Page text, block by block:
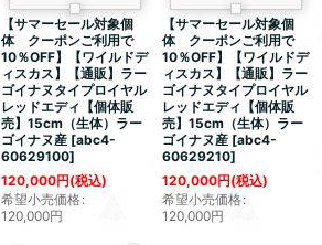
【サマーセール対象個
体 クーポンご利用で
10％OFF】【ワイルドデ
ィスカス】【通販】ラー
ゴイナヌタイプロイヤル
レッドエディ【個体販
売】15cm（生体）ラー
ゴイナヌ産 [abc4-
60629100]
120,000円(税込)
希望小売価格:
120,000円
【サマーセール対象個
体 クーポンご利用で
10％OFF】【ワイルドデ
ィスカス】【通販】ラー
ゴイナヌタイプロイヤル
レッドエディ【個体販
売】15cm（生体）ラー
ゴイナヌ産 [abc4-
60629210]
120,000円(税込)
希望小売価格:
120,000円